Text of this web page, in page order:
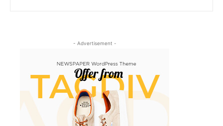
- Advertisement -